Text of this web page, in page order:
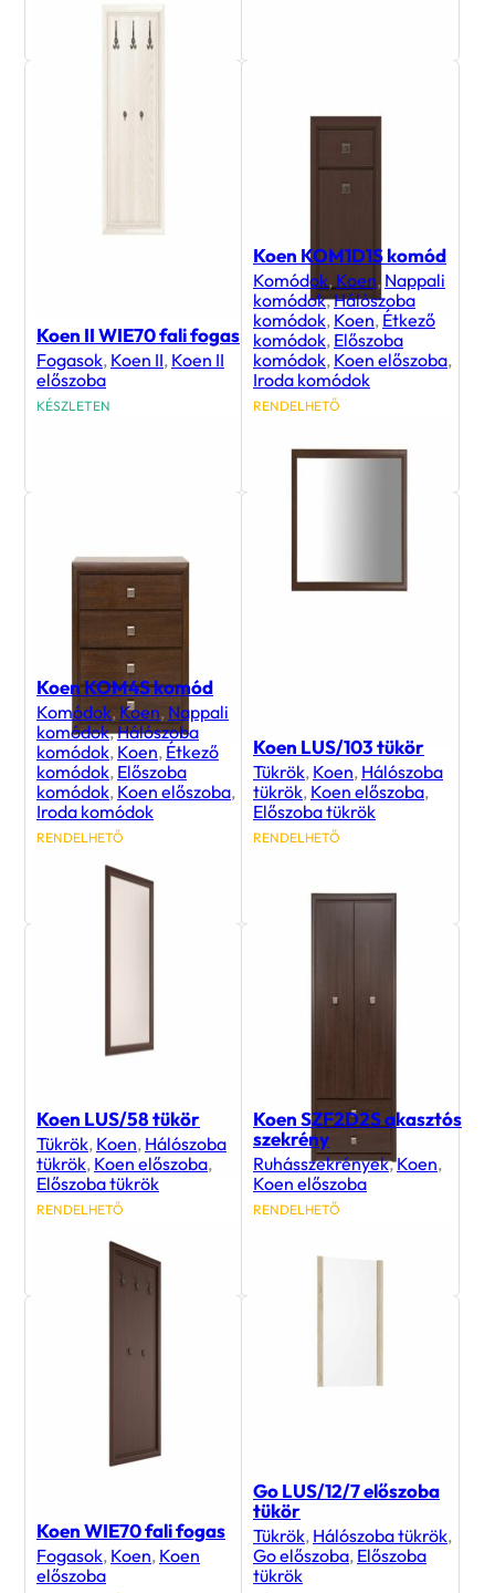
Ft
Koen II WIE70 fali fogas
Fogasok, Koen II, Koen II
előszoba
KÉSZLETEN
Koen KOM1D1S komód
Komódok, Koen, Nappali
komódok,Hálószoba
komódok, Koen, Étkező
komódok, Előszoba
komódok, Koen előszoba,
Iroda komódok
RENDELHETŐ
41 200Ft
Koen KOM4S komód
Komódok, Koen, Nappali
komódok,Hálószoba
komódok, Koen, Étkező
komódok, Előszoba
komódok, Koen előszoba,
Iroda komódok
RENDELHETŐ
Ft
Koen LUS/103 tükör
Tükrök, Koen, Hálószoba
tükrök, Koen előszoba,
Előszoba tükrök
RENDELHETŐ
Koen LUS/58 tükör
Tükrök, Koen, Hálószoba
tükrök, Koen előszoba,
Előszoba tükrök
RENDELHETŐ
Ft
Koen SZF2D2S akasztós
szekrény
Ruhásszekrények,Koen,
Koen előszoba
RENDELHETŐ
102 200
Koen WIE70 fali fogas
Fogasok, Koen, Koen
előszoba
Go LUS/12/7 előszoba
tükör
Tükrök, Hálószoba tükrök,
Go előszoba, Előszoba
tükrök